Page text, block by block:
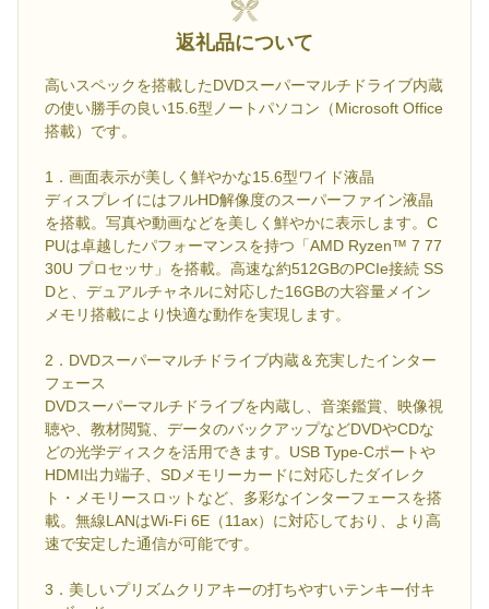
返礼品について
高いスペックを搭載したDVDスーパーマルチドライブ内蔵
の使い勝手の良い15.6型ノートパソコン（Microsoft Office
搭載）です。
1．画面表示が美しく鮮やかな15.6型ワイド液晶
ディスプレイにはフルHD解像度のスーパーファイン液晶
を搭載。写真や動画などを美しく鮮やかに表示します。C
PUは卓越したパフォーマンスを持つ「AMD Ryzen™ 7 77
30U プロセッサ」を搭載。高速な約512GBのPCIe接続 SS
Dと、デュアルチャネルに対応した16GBの大容量メイン
メモリ搭載により快適な動作を実現します。
2．DVDスーパーマルチドライブ内蔵＆充実したインター
フェース
DVDスーパーマルチドライブを内蔵し、音楽鑑賞、映像視
聴や、教材閲覧、データのバックアップなどDVDやCDな
どの光学ディスクを活用できます。USB Type-Cポートや
HDMI出力端子、SDメモリーカードに対応したダイレク
ト・メモリースロットなど、多彩なインターフェースを搭
載。無線LANはWi-Fi 6E（11ax）に対応しており、より高
速で安定した通信が可能です。
3．美しいプリズムクリアキーの打ちやすいテンキー付キ